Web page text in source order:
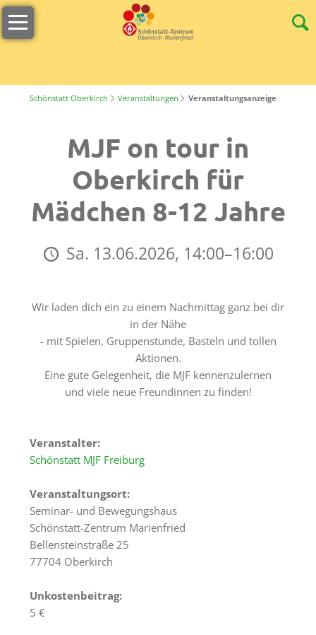
Navigation
überspringen
Willkommen
s
´Lädele
Team
Nachhaltigkeit
Gästezimmer
Verpflegung
Preise
Haus
Lage
Anfrage
Feste
Gastronomie
Schönstatt Oberkirch Veranstaltungen Veranstaltungsanzeige
MJF on tour in
Oberkirch für
Mädchen 8-12 Jahre
Sa. 13.06.2026, 14:00–16:00
Wir laden dich ein zu einem Nachmittag ganz bei dir
in der Nähe
- mit Spielen, Gruppenstunde, Basteln und tollen
Aktionen.
Eine gute Gelegenheit, die MJF kennenzulernen
und viele neue Freundinnen zu finden!
Veranstalter:
Schönstatt MJF Freiburg
Veranstaltungsort:
Seminar- und Bewegungshaus
Schönstatt-Zentrum Marienfried
Bellensteinstraße 25
77704 Oberkirch
Unkostenbeitrag:
5 €